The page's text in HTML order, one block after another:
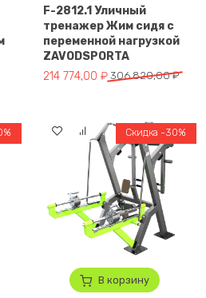
3 688,00 ₽.
F-2812.1 Уличный
тренажер Жим сидя с
переменной нагрузкой
ZAVODSPORTA
306 820,00₽
Первоначальная цена
214 774,00 ₽
Текущая цена: 214 774,00 ₽.
В корзину
Скидка -30%